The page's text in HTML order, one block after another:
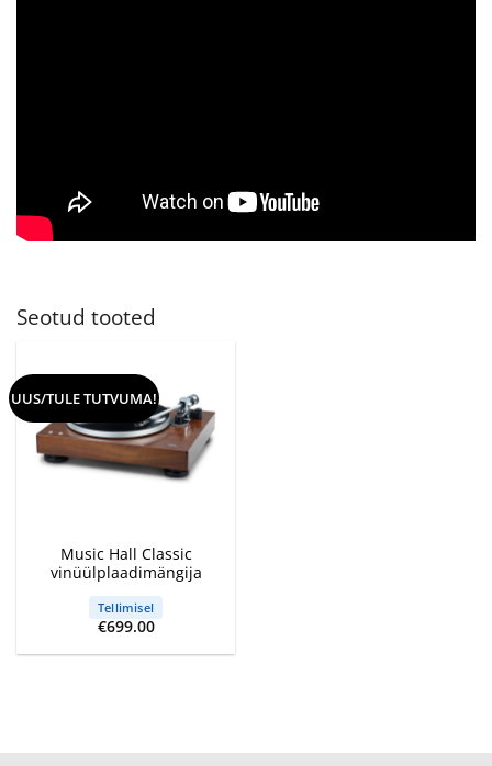
Seotud tooted
UUS/TULE TUTVUMA!
Music Hall Classic
vinüülplaadimängija
Tellimisel
€699.00